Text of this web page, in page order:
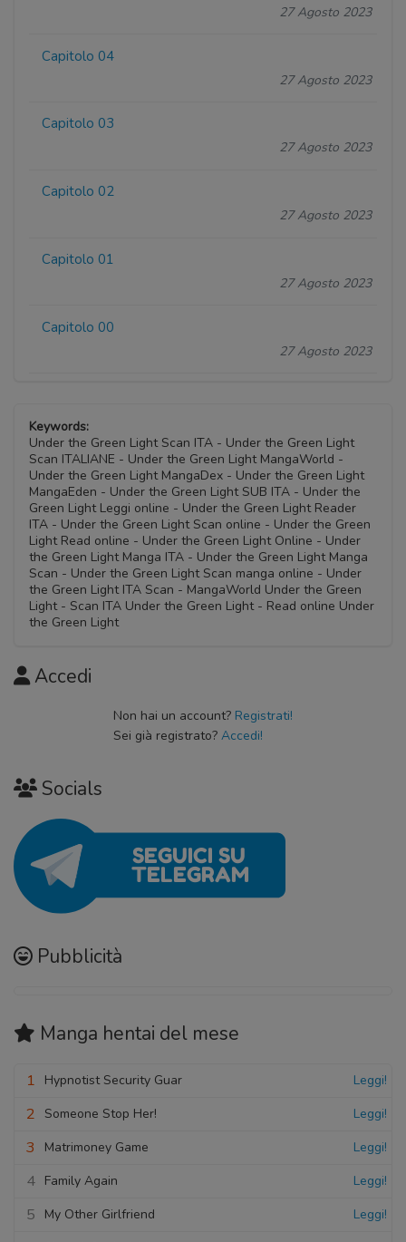
27 Agosto 2023
Capitolo 04
27 Agosto 2023
Capitolo 03
27 Agosto 2023
Capitolo 02
27 Agosto 2023
Capitolo 01
27 Agosto 2023
Capitolo 00
27 Agosto 2023
Keywords:
Under the Green Light Scan ITA - Under the Green Light
Scan ITALIANE - Under the Green Light MangaWorld -
Under the Green Light MangaDex - Under the Green Light
MangaEden - Under the Green Light SUB ITA - Under the
Green Light Leggi online - Under the Green Light Reader
ITA - Under the Green Light Scan online - Under the Green
Light Read online - Under the Green Light Online - Under
the Green Light Manga ITA - Under the Green Light Manga
Scan - Under the Green Light Scan manga online - Under
the Green Light ITA Scan - MangaWorld Under the Green
Light - Scan ITA Under the Green Light - Read online Under
the Green Light
Accedi
Non hai un account? Registrati!
Sei già registrato? Accedi!
Socials
Pubblicità
Manga hentai del mese
1 Hypnotist Security Guar Leggi!
2 Someone Stop Her! Leggi!
3 Matrimoney Game Leggi!
4 Family Again Leggi!
5 My Other Girlfriend Leggi!